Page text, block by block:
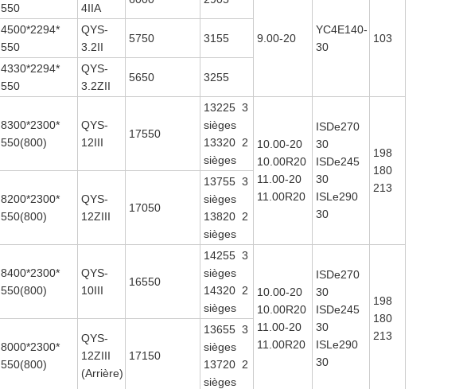
550
4IIA
9.00-20
YC4E140-
30
103
4500*2294*
550
QYS-
3.2II
5750 3155
4330*2294*
550
QYS-
3.2ZII
5650 3255
8300*2300*
550(800)
QYS-
12III
17550
13225 3
sièges
13320 2
sièges
10.00-20
10.00R20
11.00-20
11.00R20
ISDe270
30
ISDe245
30
ISLe290
30
198
180
213
8200*2300*
550(800)
QYS-
12ZIII
17050
13755 3
sièges
13820 2
sièges
8400*2300*
550(800)
QYS-
10III
16550
14255 3
sièges
14320 2
sièges
10.00-20
10.00R20
11.00-20
11.00R20
ISDe270
30
ISDe245
30
ISLe290
30
198
180
213
8000*2300*
550(800)
QYS-
12ZIII
(Arrière)
17150
13655 3
sièges
13720 2
sièges